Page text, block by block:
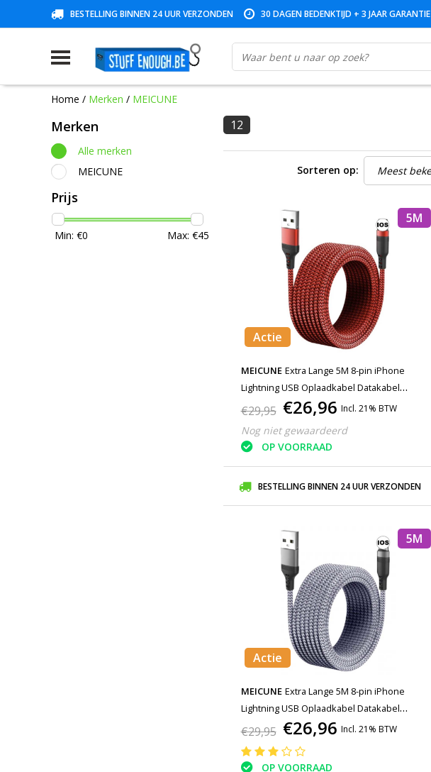
BESTELLING BINNEN 24 UUR VERZONDEN 30 DAGEN BEDENKTIJD + 3 JAAR GARANTIE
Home / Merken / MEICUNE
Merken
Alle merken
MEICUNE
Prijs
Min: €0 Max: €45
12
Sorteren op:
5M
Actie
MEICUNE Extra Lange 5M 8-pin iPhone
Lightning USB Oplaadkabel Datakabel
Gevlochten Nylon Oplader iPhone/iPad/iPod
€29,95 €26,96 Incl. 21% BTW
Nog niet gewaardeerd
OP VOORRAAD
BESTELLING BINNEN 24 UUR VERZONDEN
5M
Actie
MEICUNE Extra Lange 5M 8-pin iPhone
Lightning USB Oplaadkabel Datakabel
Gevlochten Nylon Oplader iPhone/iPad/iPod
€29,95 €26,96 Incl. 21% BTW
OP VOORRAAD